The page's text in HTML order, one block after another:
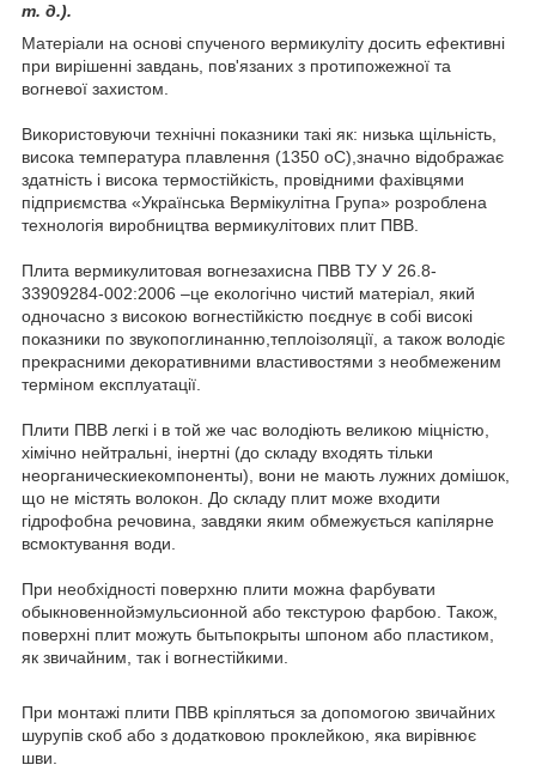
т. д.).
Матеріали на основі спученого вермикуліту досить ефективні
при вирішенні завдань, пов'язаних з протипожежної та
вогневої захистом.
Використовуючи технічні показники такі як: низька щільність,
висока температура плавлення (1350 оС),значно відображає
здатність і висока термостійкість, провідними фахівцями
підприємства «Українська Вермікулітна Група» розроблена
технологія виробництва вермикулітових плит ПВВ.
Плита вермикулитовая вогнезахисна ПВВ ТУ У 26.8-
33909284-002:2006 –це екологічно чистий матеріал, який
одночасно з високою вогнестійкістю поєднує в собі високі
показники по звукопоглинанню,теплоізоляції, а також володіє
прекрасними декоративними властивостями з необмеженим
терміном експлуатації.
Плити ПВВ легкі і в той же час володіють великою міцністю,
хімічно нейтральні, інертні (до складу входять тільки
неорганическиекомпоненты), вони не мають лужних домішок,
що не містять волокон. До складу плит може входити
гідрофобна речовина, завдяки яким обмежується капілярне
всмоктування води.
При необхідності поверхню плити можна фарбувати
обыкновеннойэмульсионной або текстурою фарбою. Також,
поверхні плит можуть бытьпокрыты шпоном або пластиком,
як звичайним, так і вогнестійкими.
При монтажі плити ПВВ кріпляться за допомогою звичайних
шурупів скоб або з додатковою проклейкою, яка вирівнює
шви.